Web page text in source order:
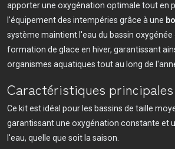
apporter une oxygénation optimale tout en
l'équipement des intempéries grâce à une
système maintient l'eau du bassin
formation de glace en hiver, garantissant
organismes aquatiques tout au long de
Caractéristiques principales
Ce kit est idéal pour les bassins de taille
garantissant une oxygénation constante et
l'eau, quelle que soit la saison.